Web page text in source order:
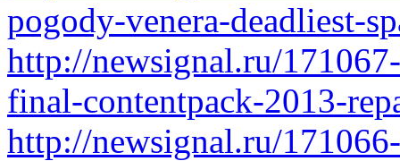
pogody-venera-deadliest-
http://newsignal.ru/
final-contentpack-2013-
http://newsignal.ru/